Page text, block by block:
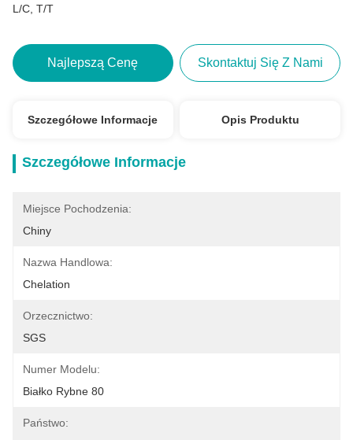
L/C, T/T
Najlepszą Cenę Skontaktuj Się Z Nami
Szczegółowe Informacje Opis Produktu
Szczegółowe Informacje
Miejsce Pochodzenia:
Chiny
Nazwa Handlowa:
Chelation
Orzecznictwo:
SGS
Numer Modelu:
Białko Rybne 80
Państwo: